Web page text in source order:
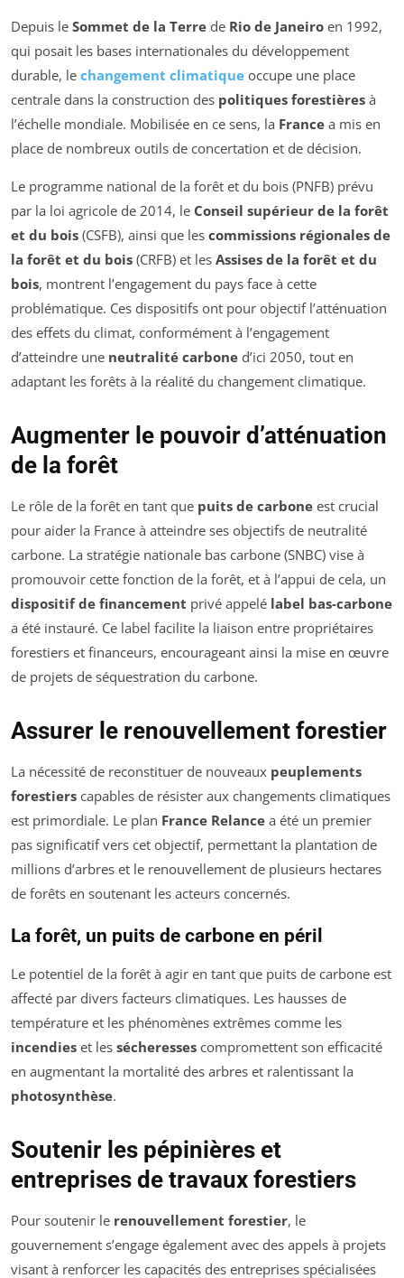
Depuis le Sommet de la Terre de Rio de Janeiro en 1992,
qui posait les bases internationales du développement
durable, le changement climatique occupe une place
centrale dans la construction des politiques forestières à
l’échelle mondiale. Mobilisée en ce sens, la France a mis en
place de nombreux outils de concertation et de décision.
Le programme national de la forêt et du bois (PNFB) prévu
par la loi agricole de 2014, le Conseil supérieur de la forêt
et du bois (CSFB), ainsi que les commissions régionales de
la forêt et du bois (CRFB) et les Assises de la forêt et du
bois, montrent l’engagement du pays face à cette
problématique. Ces dispositifs ont pour objectif l’atténuation
des effets du climat, conformément à l’engagement
d’atteindre une neutralité carbone d’ici 2050, tout en
adaptant les forêts à la réalité du changement climatique.
Augmenter le pouvoir d’atténuation
de la forêt
Le rôle de la forêt en tant que puits de carbone est crucial
pour aider la France à atteindre ses objectifs de neutralité
carbone. La stratégie nationale bas carbone (SNBC) vise à
promouvoir cette fonction de la forêt, et à l’appui de cela, un
dispositif de financement privé appelé label bas-carbone
a été instauré. Ce label facilite la liaison entre propriétaires
forestiers et financeurs, encourageant ainsi la mise en œuvre
de projets de séquestration du carbone.
Assurer le renouvellement forestier
La nécessité de reconstituer de nouveaux peuplements
forestiers capables de résister aux changements climatiques
est primordiale. Le plan France Relance a été un premier
pas significatif vers cet objectif, permettant la plantation de
millions d’arbres et le renouvellement de plusieurs hectares
de forêts en soutenant les acteurs concernés.
La forêt, un puits de carbone en péril
Le potentiel de la forêt à agir en tant que puits de carbone est
affecté par divers facteurs climatiques. Les hausses de
température et les phénomènes extrêmes comme les
incendies et les sécheresses compromettent son efficacité
en augmentant la mortalité des arbres et ralentissant la
photosynthèse.
Soutenir les pépinières et
entreprises de travaux forestiers
Pour soutenir le renouvellement forestier, le
gouvernement s’engage également avec des appels à projets
visant à renforcer les capacités des entreprises spécialisées